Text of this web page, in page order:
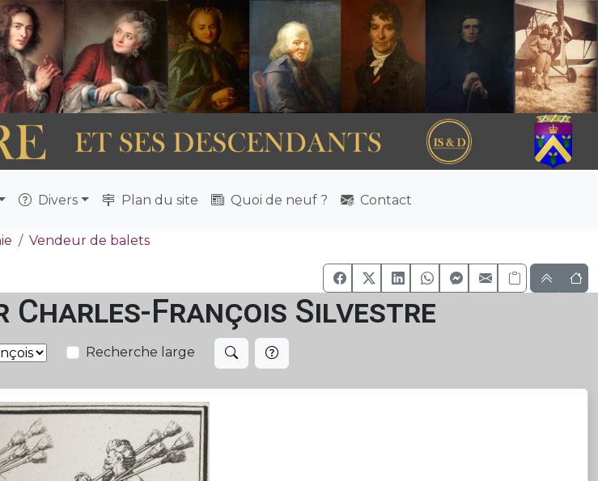
Divers Plan du site Quoi de neuf ? Contact
Vendeur de balets
Charles-François Silvestre
Recherche large